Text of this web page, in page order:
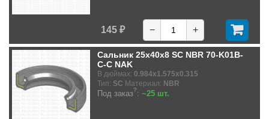
145 ₽ − +
Сальник 25x40x8 SC NBR 70-K01B-
C-C NAK
В дюймах: 0.984x1.575x0.315
Тип: SC Материал: NBR
Под заказ?: ~25 шт.